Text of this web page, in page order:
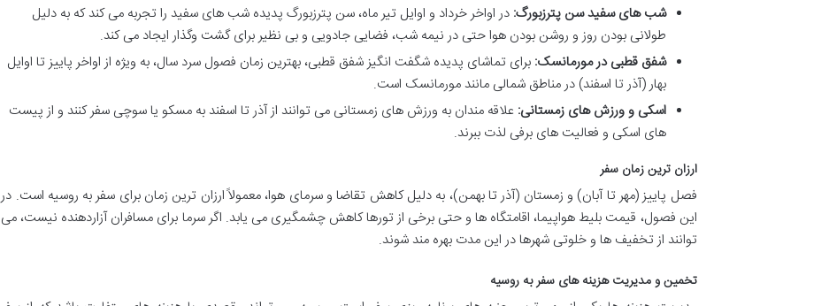
شب های سفید سن پترزبورگ: در اواخر خرداد و اوایل تیر ماه، سن پترزبورگ پدیده شب های سفید را تجربه می کند که به دلیل
طولانی بودن روز و روشن بودن هوا حتی در نیمه شب، فضایی جادویی و بی نظیر برای گشت وگذار ایجاد می کند.
شفق قطبی در مورمانسک: برای تماشای پدیده شگفت انگیز شفق قطبی، بهترین زمان فصول سرد سال، به ویژه از اواخر پاییز تا اوایل
بهار (آذر تا اسفند) در مناطق شمالی مانند مورمانسک است.
اسکی و ورزش های زمستانی: علاقه مندان به ورزش های زمستانی می توانند از آذر تا اسفند به مسکو یا سوچی سفر کنند و از پیست
های اسکی و فعالیت های برفی لذت ببرند.
ارزان ترین زمان سفر
فصل پاییز (مهر تا آبان) و زمستان (آذر تا بهمن)، به دلیل کاهش تقاضا و سرمای هوا، معمولاً ارزان ترین زمان برای سفر به روسیه است. در
این فصول، قیمت بلیط هواپیما، اقامتگاه ها و حتی برخی از تورها کاهش چشمگیری می یابد. اگر سرما برای مسافران آزاردهنده نیست، می
توانند از تخفیف ها و خلوتی شهرها در این مدت بهره مند شوند.
تخمین و مدیریت هزینه های سفر به روسیه